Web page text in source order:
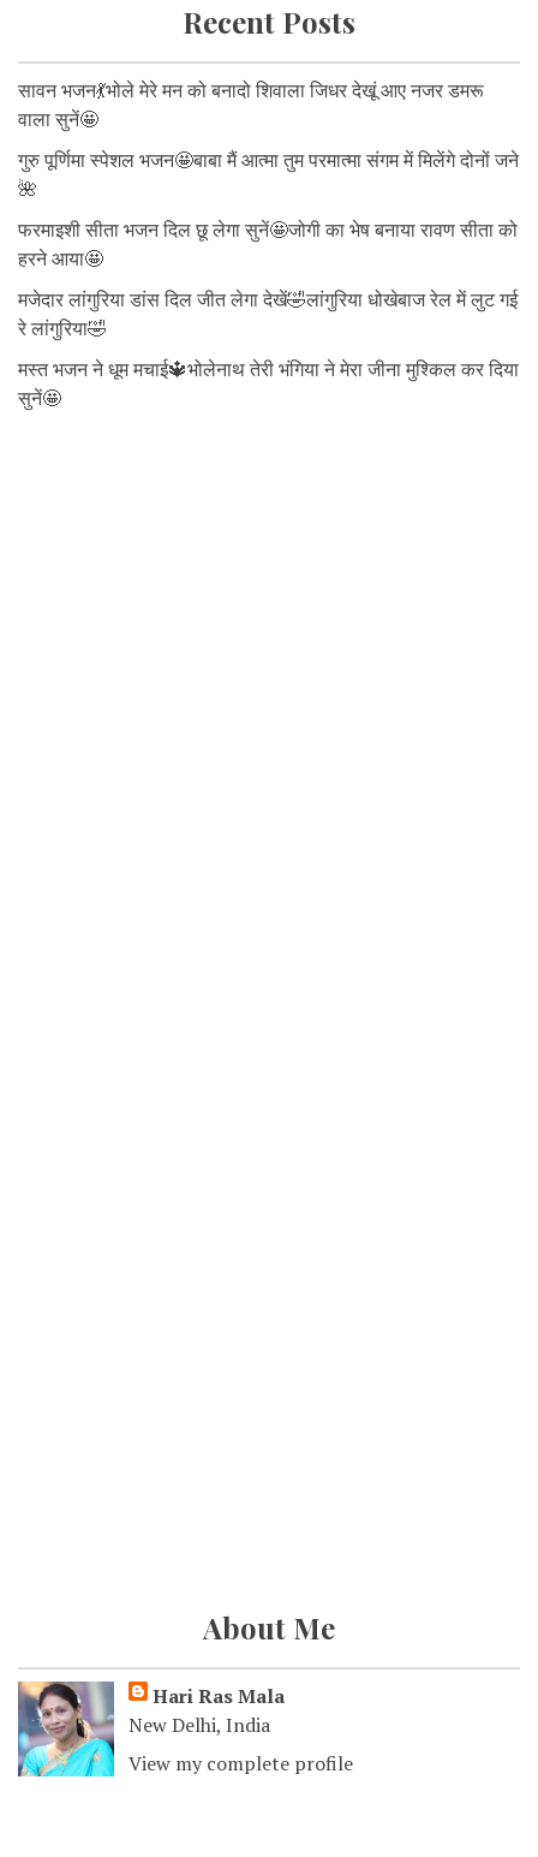
Recent Posts
सावन भजन💃भोले मेरे मन को बनादो शिवाला जिधर देखूं आए नजर डमरू
वाला सुनें🤩
गुरु पूर्णिमा स्पेशल भजन🤩बाबा मैं आत्मा तुम परमात्मा संगम में मिलेंगे दोनों जने
🌺
फरमाइशी सीता भजन दिल छू लेगा सुनें🤩जोगी का भेष बनाया रावण सीता को
हरने आया🤩
मजेदार लांगुरिया डांस दिल जीत लेगा देखें🤣लांगुरिया धोखेबाज रेल में लुट गई
रे लांगुरिया🤣
मस्त भजन ने धूम मचाई🔱भोलेनाथ तेरी भंगिया ने मेरा जीना मुश्किल कर दिया
सुनें🤩
About Me
Hari Ras Mala
New Delhi, India
View my complete profile